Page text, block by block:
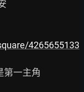
4265655133
第一主角